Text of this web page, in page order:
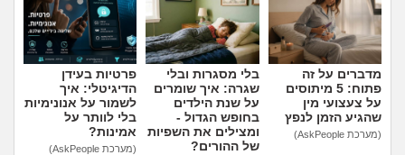
מדברים על זה
פתוח: 5 מיתוסים
על צעצועי מין
שהגיע הזמן לנפץ
(מערכת AskPeople)
בלי מסגרות ובלי
שגרה: איך שומרים
על שנת הילדים
בחופש הגדול -
ומצילים את השפיות
של ההורים?
פרטיות בעידן
הדיגיטלי: איך
לשמור על אנונימיות
בלי לוותר על
אמינות?
(מערכת AskPeople)